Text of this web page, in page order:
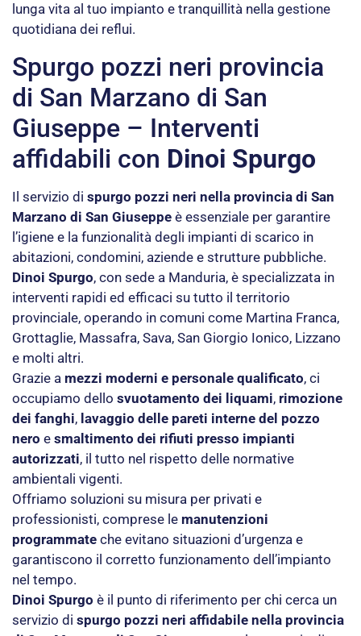
lunga vita al tuo impianto e tranquillità nella gestione
quotidiana dei reflui.
Spurgo pozzi neri provincia
di San Marzano di San
Giuseppe – Interventi
affidabili con Dinoi Spurgo
Il servizio di spurgo pozzi neri nella provincia di San
Marzano di San Giuseppe è essenziale per garantire
l’igiene e la funzionalità degli impianti di scarico in
abitazioni, condomini, aziende e strutture pubbliche.
Dinoi Spurgo, con sede a Manduria, è specializzata in
interventi rapidi ed efficaci su tutto il territorio
provinciale, operando in comuni come Martina Franca,
Grottaglie, Massafra, Sava, San Giorgio Ionico, Lizzano
e molti altri.
Grazie a mezzi moderni e personale qualificato, ci
occupiamo dello svuotamento dei liquami, rimozione
dei fanghi, lavaggio delle pareti interne del pozzo
nero e smaltimento dei rifiuti presso impianti
autorizzati, il tutto nel rispetto delle normative
ambientali vigenti.
Offriamo soluzioni su misura per privati e
professionisti, comprese le manutenzioni
programmate che evitano situazioni d’urgenza e
garantiscono il corretto funzionamento dell’impianto
nel tempo.
Dinoi Spurgo è il punto di riferimento per chi cerca un
servizio di spurgo pozzi neri affidabile nella provincia